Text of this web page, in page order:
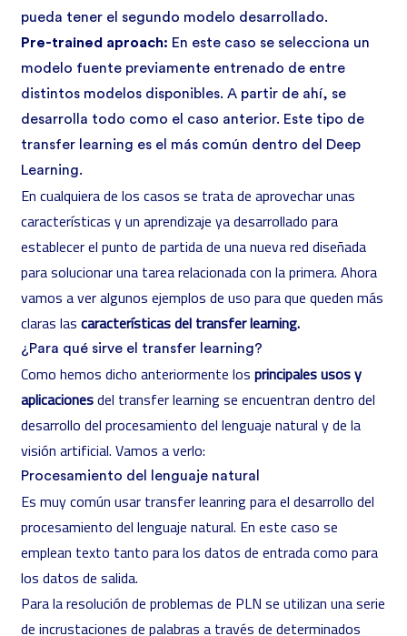
pueda tener el segundo modelo desarrollado.
Pre-trained aproach: En este caso se selecciona un
modelo fuente previamente entrenado de entre
distintos modelos disponibles. A partir de ahí, se
desarrolla todo como el caso anterior. Este tipo de
transfer learning es el más común dentro del Deep
Learning.
En cualquiera de los casos se trata de aprovechar unas
características y un aprendizaje ya desarrollado para
establecer el punto de partida de una nueva red diseñada
para solucionar una tarea relacionada con la primera. Ahora
vamos a ver algunos ejemplos de uso para que queden más
claras las características del transfer learning.
¿Para qué sirve el transfer learning?
Como hemos dicho anteriormente los principales usos y
aplicacionesdel transfer learning se encuentran dentro del
desarrollo del procesamiento del lenguaje natural y de la
visión artificial. Vamos a verlo:
Procesamiento del lenguaje natural
Es muy común usar transfer leanring para el desarrollo del
procesamiento del lenguaje natural. En este caso se
emplean texto tanto para los datos de entrada como para
los datos de salida.
Para la resolución de problemas de PLN se utilizan una serie
de incrustaciones de palabras a través de determinados